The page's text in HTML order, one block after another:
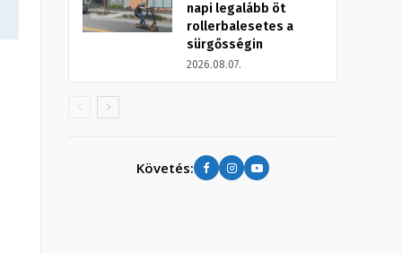
napi legalább öt
rollerbalesetes a
sürgősségin
2026.08.07.
Követés: